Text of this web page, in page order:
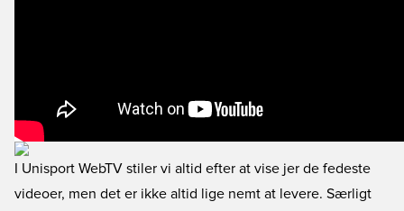
I Unisport WebTV stiler vi altid efter at vise jer de fedeste
videoer, men det er ikke altid lige nemt at levere. Særligt